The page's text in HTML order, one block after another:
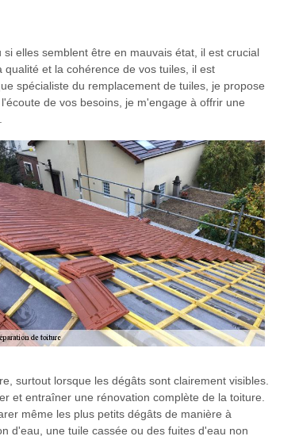
elles semblent être en mauvais état, il est crucial
et la cohérence de vos tuiles, il est
spécialiste du remplacement de tuiles, je propose
de vos besoins, je m'engage à offrir une
surtout lorsque les dégâts sont clairement visibles.
et entraîner une rénovation complète de la toiture.
même les plus petits dégâts de manière à
d'eau, une tuile cassée ou des fuites d'eau non